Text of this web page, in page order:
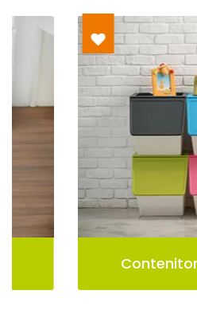
Contenitore Di